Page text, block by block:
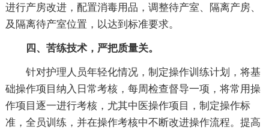
进行产房改进，配置消毒用品，调整待产室、隔离产房、
及隔离待产室位置，以达到标准要求。
四、苦练技术，严把质量关。
针对护理人员年轻化情况，制定操作训练计划，将基
础操作项目纳入日常考核，每周检查督导一项，将常用操
作项目逐一进行考核，尤其中医操作项目，制定操作标
准，全员训练，并在操作考核中不断改进操作流程。提高